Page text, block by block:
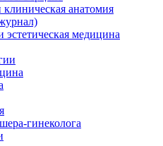
анатомия
эстетическая медицина
гинеколога